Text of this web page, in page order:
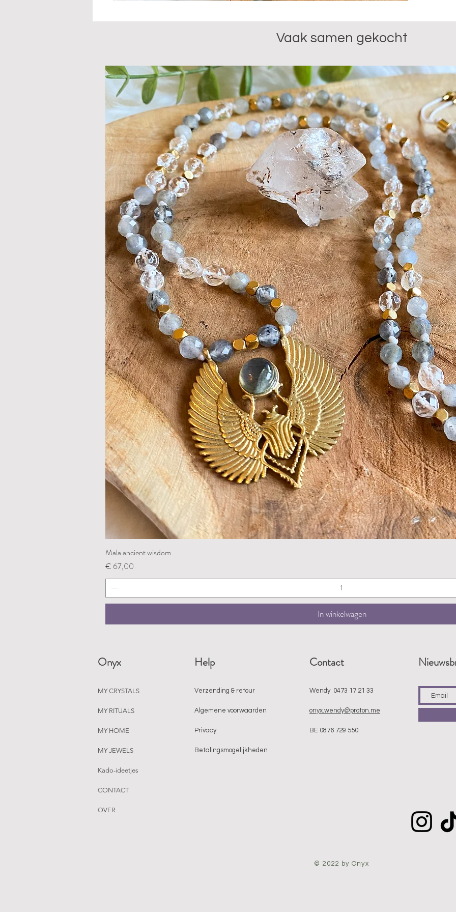
Vaak samen gekocht
Mala ancient wisdom
Prijs
€ 67,00
In winkelwagen
Onyx
MY CRYSTALS
MY RITUALS
MY HOME
MY JEWELS
Kado-ideetjes
CONTACT
OVER
Help
Verzending & retour
Algemene voorwaarden
Privacy
Betalingsmogelijkheden
Contact
Wendy 0473 17 21 33
onyx.wendy@proton.me
BE 0876 729 550
© 2022 by Onyx